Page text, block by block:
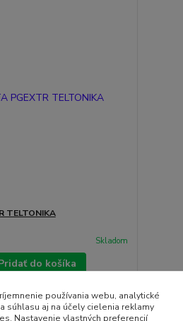
TELTONIKA
Skladom
do košíka
z 1
používania webu, analytické
súhlasu aj na účely cielenia reklamy
Nastavenie vlastných preferencií